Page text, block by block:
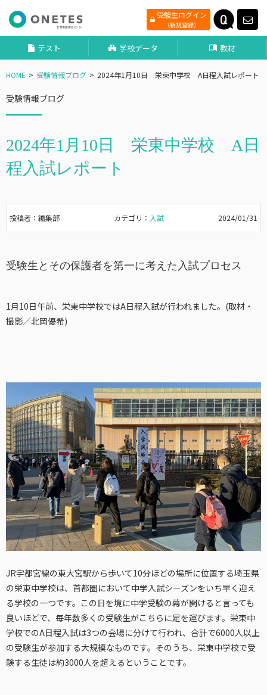
受験生ログイン
（新規登録）
テスト 学校データ 教材
HOME 受験情報ブログ 2024年1月10日 栄東中学校 A日程入試レポート
受験情報ブログ
2024年1月10日 栄東中学校 A日
程入試レポート
投稿者：編集部 カテゴリ： 入試 2024/01/31
受験生とその保護者を第一に考えた入試プロセス
1月10日午前、栄東中学校ではA日程入試が行われました。(取材・
撮影／北岡優希)
JR宇都宮線の東大宮駅から歩いて10分ほどの場所に位置する埼玉県
の栄東中学校は、首都圏において中学入試シーズンをいち早く迎え
る学校の一つです。この日を境に中学受験の幕が開けると言っても
良いほどで、毎年数多くの受験生がこちらに足を運びます。栄東中
学校でのA日程入試は3つの会場に分けて行われ、合計で6000人以上
の受験生が参加する大規模なものです。そのうち、栄東中学校で受
験する生徒は約3000人を超えるということです。